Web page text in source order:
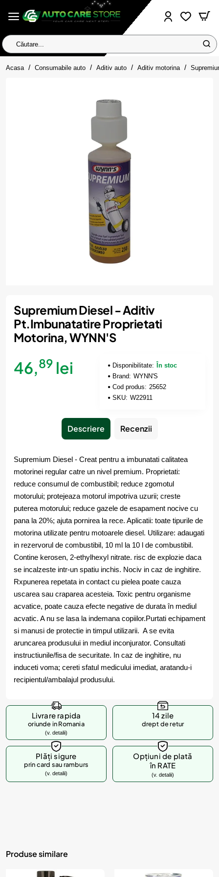
Căutare...
Acasa homeConsumabile auto Aditiv auto Aditiv motorina
Supremium Diesel - Aditiv
Pt.Imbunatatire Proprietati
Motorina, WYNN'S
46,89 lei Disponibilitate:
În stoc
Brand: WYNN'S
Cod produs: 25652
SKU: W22911
Descriere Recenzii
Supremium Diesel - Creat pentru a imbunatati calitatea
motorinei regular catre un nivel premium. Proprietati:
reduce consumul de combustibil; reduce zgomotul
motorului; protejeaza motorul impotriva uzurii; creste
puterea motorului; reduce gazele de esapament nocive cu
pana la 20%; ajuta pornirea la rece. Aplicatii: toate tipurile de
motorina utilizate pentru motoarele diesel. Utilizare: adaugati
in rezervorul de combustibil, 10 ml la 10 l de combustibil.
Contine kerosen, 2-ethylhexyl nitrate. risc de explozie daca
se incalzeste intr-un spatiu inchis. Nociv in caz de inghitire.
Rxpunerea repetata in contact cu pielea poate cauza
uscarea sau craparea acesteia. Toxic pentru organisme
acvatice, poate cauza efecte negative de durata în mediul
acvatic. A nu se lasa la indemana copiilor.Purtati echipament
si manusi de protectie in timpul utilizarii. A se evita
aruncarea produsului in mediul inconjurator. Consultati
instructiunile/fisa de securitate. In caz de inghitire, nu
induceti voma; cereti sfatul medicului imediat, aratandu-i
recipientul/ambalajul produsului.
Livrare rapida
oriunde in Romania
(v. detalii)
14 zile
drept de retur
Plăți sigure
prin card sau ramburs
(v. detalii)
Opțiuni de plată
în RATE
(v. detalii)
Produse similare